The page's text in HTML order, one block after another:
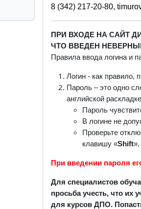
8 (342) 217-20-80,
ПРИ ВХОДЕ НА САЙТ
ЧТО ВВЕДЕН
Правила ввода логина и
Логин - как правило,
Пароль – это одно
английской
Пароль
В логине не
Проверьте
клавишу «Shift».
При введении пароля
Для специалистов
просьба учесть, что их
для курсов ДПО.